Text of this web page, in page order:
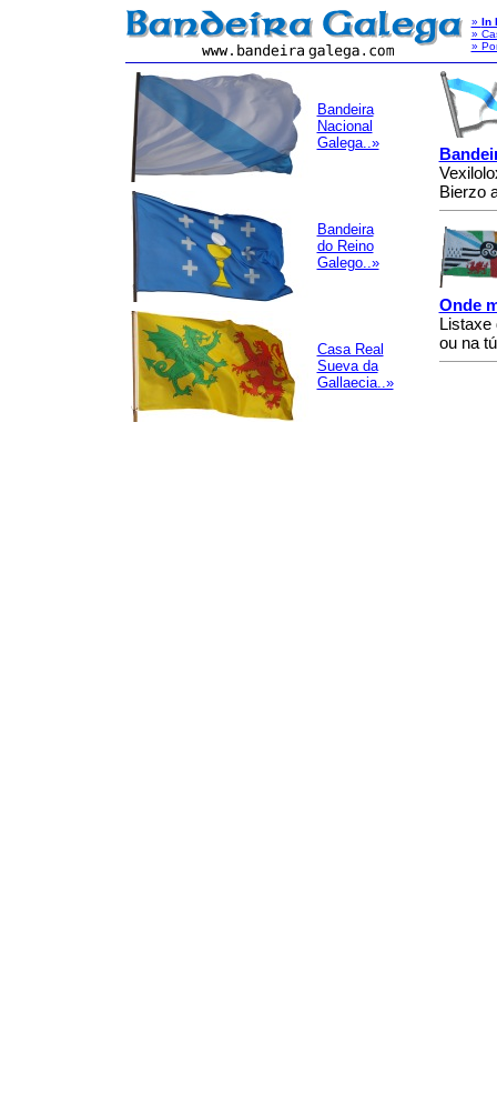
» In
»
»
Bandeira
Nacional
Galega..»
Bandeira
do Reino
Galego..»
Casa Real
Sueva da
Gallaecia..»
Bierzo
Onde
Listaxe
ou na